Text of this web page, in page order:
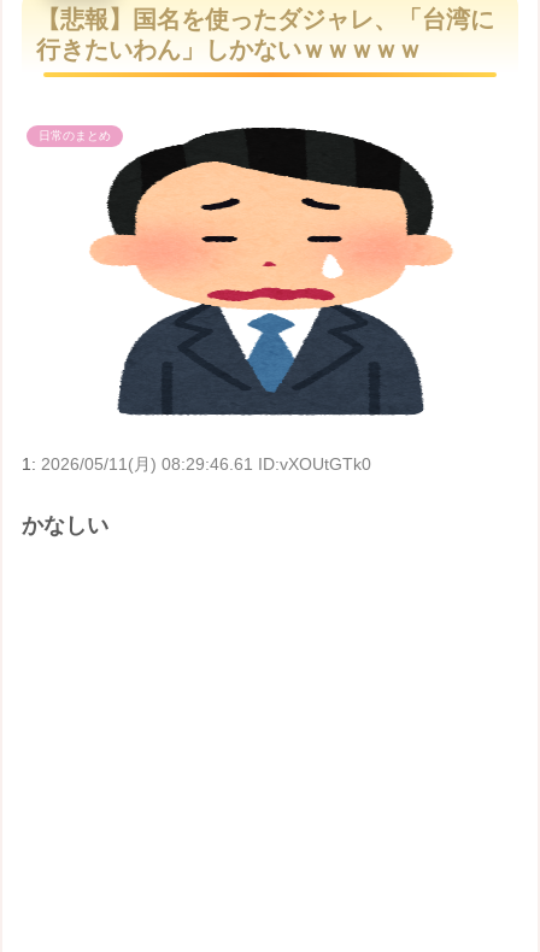
u
t
【悲報】国名を使ったダジャレ、「台湾に
行きたいわん」しかないｗｗｗｗｗ
日常のまとめ
1: 2026/05/11(月) 08:29:46.61 ID:vXOUtGTk0
かなしい